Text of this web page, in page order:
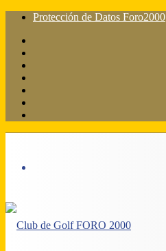
Protección de Datos Foro2000